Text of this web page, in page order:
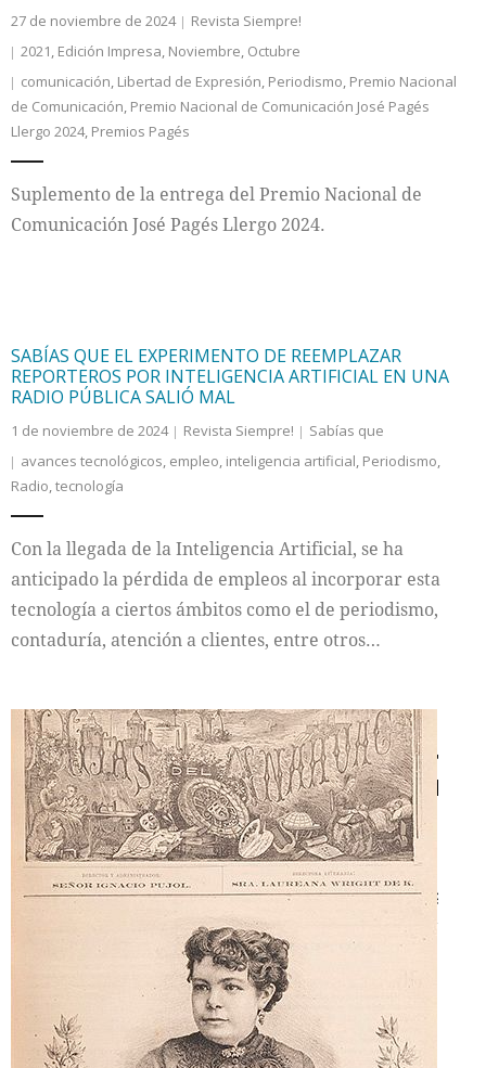
27 de noviembre de 2024
Revista Siempre!
2021, Edición Impresa, Noviembre, Octubre
comunicación, Libertad de Expresión, Periodismo, Premio Nacional
de Comunicación, Premio Nacional de Comunicación José Pagés
Llergo 2024, Premios Pagés
Suplemento de la entrega del Premio Nacional de
Comunicación José Pagés Llergo 2024.
SABÍAS QUE EL EXPERIMENTO DE REEMPLAZAR
REPORTEROS POR INTELIGENCIA ARTIFICIAL EN UNA
RADIO PÚBLICA SALIÓ MAL
1 de noviembre de 2024 Revista Siempre!
Sabías que
avances tecnológicos, empleo, inteligencia artificial, Periodismo,
Radio,tecnología
Con la llegada de la Inteligencia Artificial, se ha
anticipado la pérdida de empleos al incorporar esta
tecnología a ciertos ámbitos como el de periodismo,
contaduría, atención a clientes, entre otros…